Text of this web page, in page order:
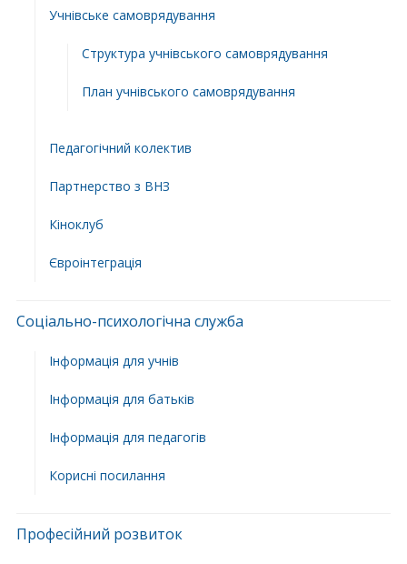
Учнівське самоврядування
Структура учнiвського самоврядування
План учнiвського самоврядування
Педагогічний колектив
Партнерство з ВНЗ
Кіноклуб
Євроінтеграція
Соціально-психологічна служба
Інформація для учнів
Інформація для батьків
Інформація для педагогів
Корисні посилання
Професійний розвиток